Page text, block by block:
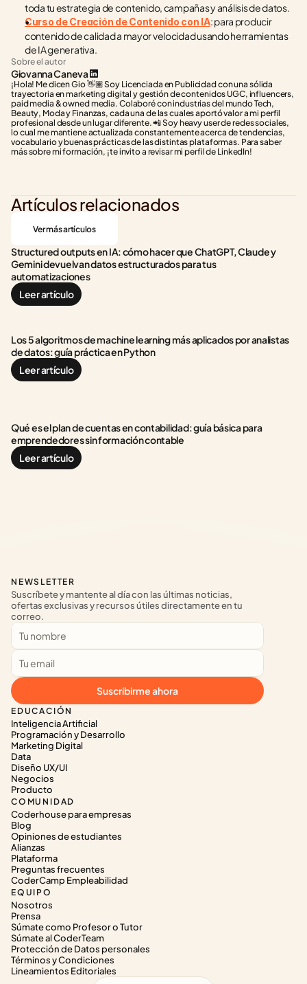
toda tu estrategia de contenido, campañas y análisis de datos.
Curso de Creación de Contenido con IA: para producir
contenido de calidad a mayor velocidad usando herramientas
de IA generativa.
Sobre el autor
Giovanna Caneva
¡Hola! Me dicen Gio 👋🏽 Soy Licenciada en Publicidad con una sólida
trayectoria en marketing digital y gestión de contenidos UGC, influencers,
paid media & owned media. Colaboré con industrias del mundo Tech,
Beauty, Moda y Finanzas, cada una de las cuales aportó valor a mi perfil
profesional desde un lugar diferente. 📲 Soy heavy user de redes sociales,
lo cual me mantiene actualizada constantemente acerca de tendencias,
vocabulario y buenas prácticas de las distintas plataformas. Para saber
más sobre mi formación, ¡te invito a revisar mi perfil de LinkedIn!
Artículos relacionados
Ver más artículos
Structured outputs en IA: cómo hacer que ChatGPT, Claude y
Gemini devuelvan datos estructurados para tus
automatizaciones
Leer artículo
Los 5 algoritmos de machine learning más aplicados por analistas
de datos: guía práctica en Python
Leer artículo
Qué es el plan de cuentas en contabilidad: guía básica para
emprendedores sin formación contable
Leer artículo
EDUCACIÓN
Inteligencia Artificial
Programación y Desarrollo
Marketing Digital
Data
Diseño UX/UI
Negocios
Producto
COMUNIDAD
Coderhouse para empresas
Blog
Opiniones de estudiantes
Alianzas
Plataforma
Preguntas frecuentes
CoderCamp Empleabilidad
EQUIPO
Nosotros
Prensa
Súmate como Profesor o Tutor
Súmate al CoderTeam
Protección de Datos personales
Términos y Condiciones
Lineamientos Editoriales
NEWSLETTER
Suscríbete y mantente al día con las últimas noticias,
ofertas exclusivas y recursos útiles directamente en tu
correo.
Suscribirme ahora
Select Language